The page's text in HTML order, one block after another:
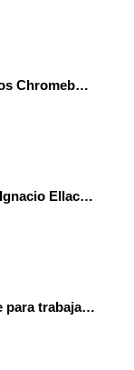
Dale una oportunidad a los Chromebooks y utiliza un proyector para realizar talleres si no tienes pantallas táctiles
Presentación IES CIFPD Ignacio Ellacuría
Instala MakeCode Arcade para trabajar offline en tu tablet, ordenador, Chromebook